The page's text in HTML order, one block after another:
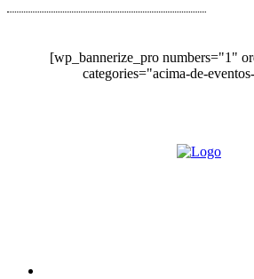
[wp_bannerize_pro numbers="1"
categories="acima-de-